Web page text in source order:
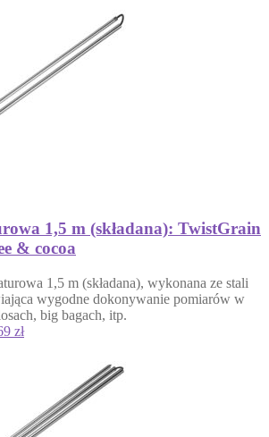
1,5 m (składana): TwistGrain
& cocoa
1,5 m (składana), wykonana ze stali
wygodne dokonywanie pomiarów w
big bagach, itp.
zł